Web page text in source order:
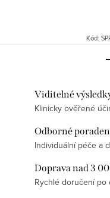
Kód:
Viditelné
Klinicky ověřené
Odborné
Individuální péče a
Doprava nad 3
Rychlé doručení